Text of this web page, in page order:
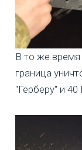
В то же время
граница
"Герберу" и